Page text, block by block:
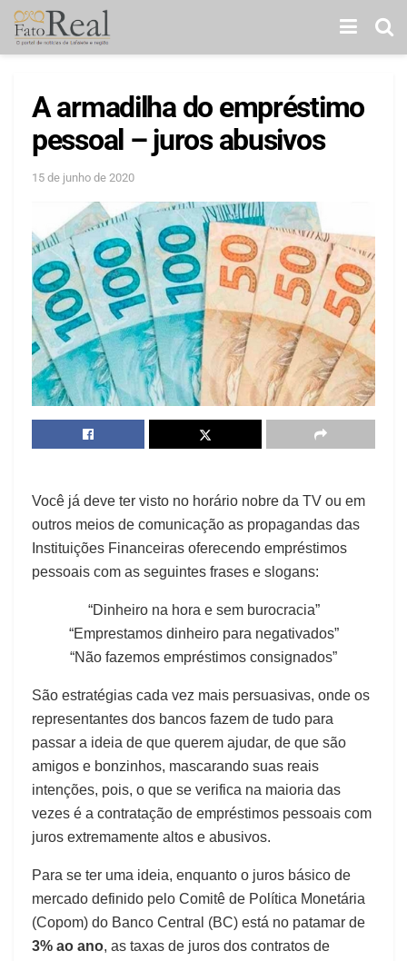
A armadilha do empréstimo
pessoal – juros abusivos
15 de junho de 2020
Você já deve ter visto no horário nobre da TV ou em
outros meios de comunicação as propagandas das
Instituições Financeiras oferecendo empréstimos
pessoais com as seguintes frases e slogans:
“Dinheiro na hora e sem burocracia”
“Emprestamos dinheiro para negativados”
“Não fazemos empréstimos consignados”
São estratégias cada vez mais persuasivas, onde os
representantes dos bancos fazem de tudo para
passar a ideia de que querem ajudar, de que são
amigos e bonzinhos, mascarando suas reais
intenções, pois, o que se verifica na maioria das
vezes é a contratação de empréstimos pessoais com
juros extremamente altos e abusivos.
Para se ter uma ideia, enquanto o juros básico de
mercado definido pelo Comitê de Política Monetária
(Copom) do Banco Central (BC) está no patamar de
3% ao ano, as taxas de juros dos contratos de